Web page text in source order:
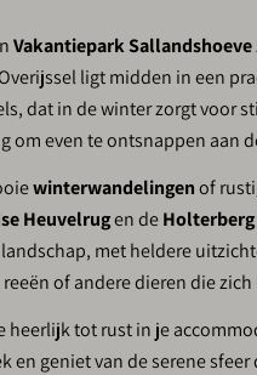
Vakantiepark Sallandshoeve
ligt midden in een
dat in de winter zorgt voor
om even te ontsnappen aan
winterwandelingenof
Heuvelrugen deHolterberg
met heldere
of andere dieren die
heerlijk tot rust in je
en geniet van de serene